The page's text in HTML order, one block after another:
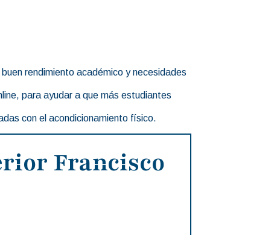
rendimiento académico y necesidades
para ayudar a que más estudiantes
con el acondicionamiento físico.
Francisco